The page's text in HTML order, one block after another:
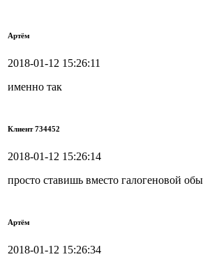
Артём
2018-01-12 15:26:11
именно так
Клиент 734452
2018-01-12 15:26:14
просто ставишь вместо галогеновой
Артём
2018-01-12 15:26:34